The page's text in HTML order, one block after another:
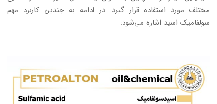
مختلف مورد استفاده قرار گیرد. در ادامه به چندین کاربرد مهم
سولفامیک اسید اشاره می‌شود: